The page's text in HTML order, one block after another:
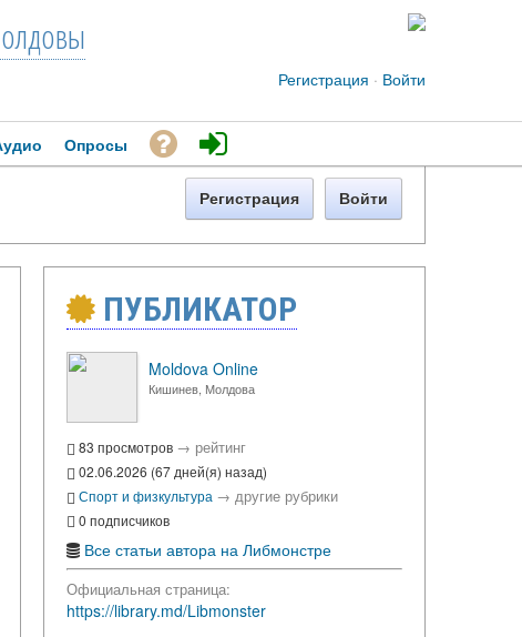
Регистрация · Войти
Опросы
Регистрация Войти
ПУБЛИКАТОР
Moldova Online
Кишинев, Молдова
83 просмотров → рейтинг
02.06.2026 (67 дней(я) назад)
Спорт и физкультура → другие рубрики
0 подписчиков
Все статьи автора на Либмонстре
Официальная страница:
https://library.md/Libmonster